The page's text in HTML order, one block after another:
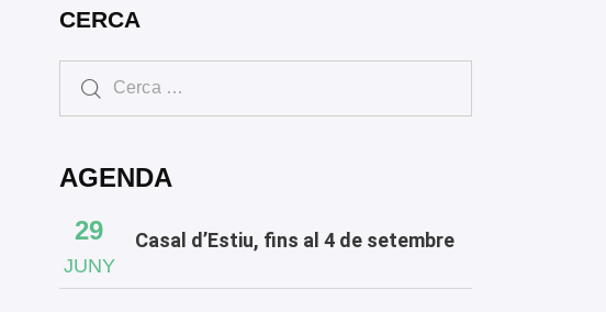
CERCA
AGENDA
29
JUNY
Casal d’Estiu, fins al 4 de setembre